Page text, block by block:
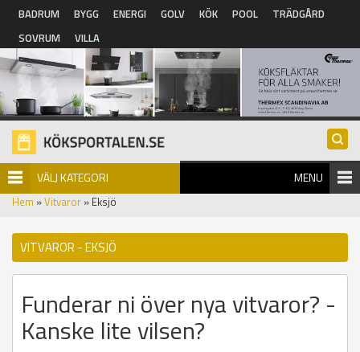
Hoppa till huvudinnehåll
BADRUM BYGG ENERGI GOLV KÖK POOL
TRÄDGÅRD
SOVRUM
VILLA
VÄLJ KATEGORI MENU
Hem »Vitvaror » Eksjö
VITVAROR - EKSJÖ
Funderar ni över nya vitvaror? -
Kanske lite vilsen?